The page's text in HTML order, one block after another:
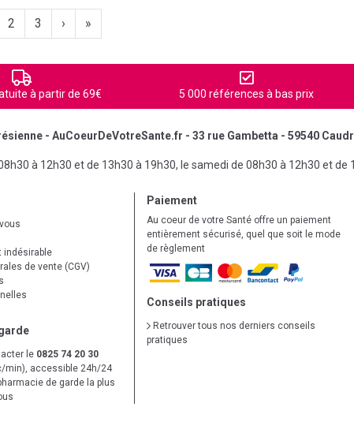
2 3 › »
à partir de 69€ 5 000 références à bas prix
- AuCoeurDeVotreSante.fr - 33 rue Gambetta - 59540
à 12h30 et de 13h30 à 19h30, le samedi de 08h30 à 12h30 et de
indésirable
de vente (CGV)
le 0825 74 20 30
min), accessible 24h/24
de garde la plus
Paiement
Au coeur de votre Santé offre un paiement
entièrement sécurisé, quel que soit le mode
de règlement
Conseils pratiques
Retrouver tous nos derniers conseils
pratiques